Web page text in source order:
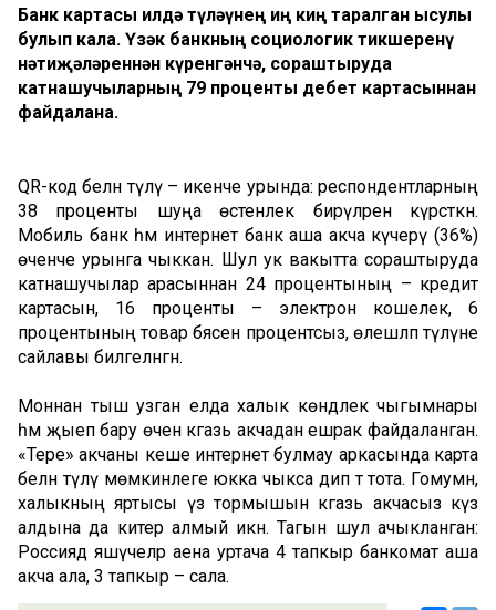
Банк картасы илдә түләүнең иң киң таралган ысулы
булып кала. Үзәк банкның социологик тикшеренү
нәтиҗәләреннән күренгәнчә, сораштыруда
катнашучыларның 79 проценты дебет картасыннан
файдалана.
QR-код белән түләү – икенче урында: респондентларның
38 проценты шуңа өстенлек бирүләрен күрсәткән.
Мобиль банк һәм интернет банк аша акча күчерү (36%)
өченче урынга чыккан. Шул ук вакытта сораштыруда
катнашучылар арасыннан 24 процентының – кредит
картасын, 16 проценты – электрон кошелек, 6
процентының товар бәясен процентсыз, өлешләп түләүне
сайлавы билгеләнгән.
Моннан тыш узган елда халык көндәлек чыгымнары
һәм җыеп бару өчен кәгазь акчадан ешрак файдаланган.
«Тере» акчаны кеше интернет булмау аркасында карта
белән түләү мөмкинлеге юкка чыкса дип тә тота. Гомумән,
халыкның яртысы үз тормышын кәгазь акчасыз күз
алдына да китерә алмый икән. Тагын шул ачыкланган:
Россиядә яшәүчеләр аена уртача 4 тапкыр банкомат аша
акча ала, 3 тапкыр – сала.